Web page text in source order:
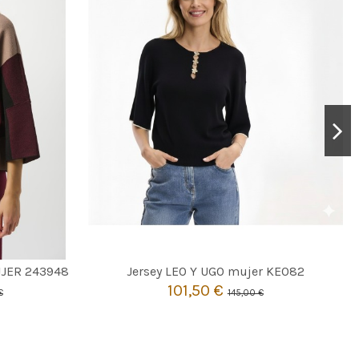
243948 Jersey LEO Y UGO mujer KE082
101,50 €145,00 €
3
 Añadir al carrito